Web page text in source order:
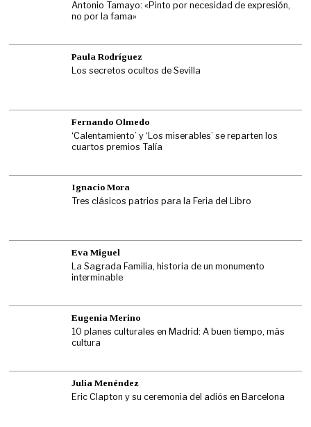
Antonio Tamayo: «Pinto por necesidad de expresión,
no por la fama»
Paula Rodríguez
Los secretos ocultos de Sevilla
Fernando Olmedo
‘Calentamiento’ y ‘Los miserables’ se reparten los
cuartos premios Talía
Ignacio Mora
Tres clásicos patrios para la Feria del Libro
Eva Miguel
La Sagrada Familia, historia de un monumento
interminable
Eugenia Merino
10 planes culturales en Madrid: A buen tiempo, más
cultura
Julia Menéndez
Eric Clapton y su ceremonia del adiós en Barcelona